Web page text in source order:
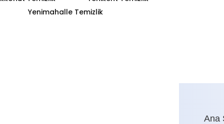
Yenimahalle Temizlik
Ana